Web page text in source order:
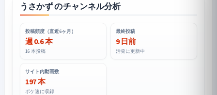
うさかず のチャンネル分析
投稿頻度（直近6ヶ月）
週 0.6 本
16 本投稿
最終投稿
9 日前
活発に更新中
サイト内動画数
197 本
ポケ速に収録